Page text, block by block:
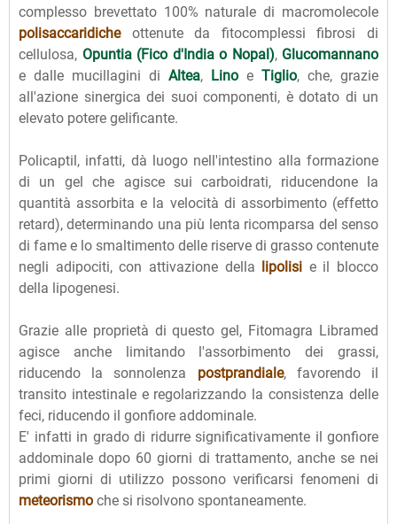
complesso brevettato 100% naturale di macromolecole
polisaccaridicheottenute da fitocomplessi fibrosi di
cellulosa, Opuntia (Fico d'India o Nopal), Glucomannano
e dalle mucillagini di Altea, Lino e Tiglio, che, grazie
all'azione sinergica dei suoi componenti, è dotato di un
elevato potere gelificante.
Policaptil, infatti, dà luogo nell'intestino alla formazione
di un gel che agisce sui carboidrati, riducendone la
quantità assorbita e la velocità di assorbimento (effetto
retard), determinando una più lenta ricomparsa del senso
di fame e lo smaltimento delle riserve di grasso contenute
negli adipociti, con attivazione della lipolisi e il blocco
della lipogenesi.
Grazie alle proprietà di questo gel, Fitomagra Libramed
agisce anche limitando l'assorbimento dei grassi,
riducendo la sonnolenza postprandiale, favorendo il
transito intestinale e regolarizzando la consistenza delle
feci, riducendo il gonfiore addominale.
E' infatti in grado di ridurre significativamente il gonfiore
addominale dopo 60 giorni di trattamento, anche se nei
primi giorni di utilizzo possono verificarsi fenomeni di
meteorismo che si risolvono spontaneamente.